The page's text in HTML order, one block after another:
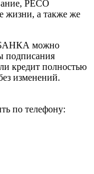
РЕСО
жизни, а также же
можно
подписания
кредит полностью
изменений.
по телефону: